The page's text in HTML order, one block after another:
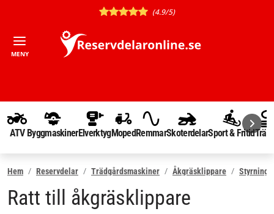
(4.9/5)
MENY
ATV ByggmaskinerElverktygMopedRemmarSkoterdelarSport & Fritid
Hem Reservdelar Trädgårdsmaskiner Åkgräsklippare Styrning
Ratt till åkgräsklippare